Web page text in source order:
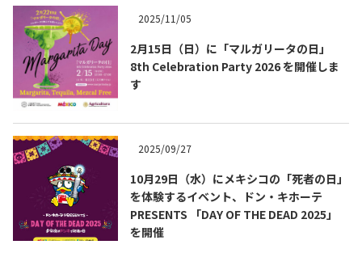
メキシコ料理 Cuisines of Mexico
メキシコ旅行
メキシコの記念日
トピックス一覧
Topics List
2025/11/05
2月15日（日）に「マルガリータの日」
8th Celebration Party 2026 を開催しま
す
2025/09/27
10月29日（水）にメキシコの「死者の日」
を体験するイベント、ドン・キホーテ
PRESENTS 「DAY OF THE DEAD 2025」
を開催